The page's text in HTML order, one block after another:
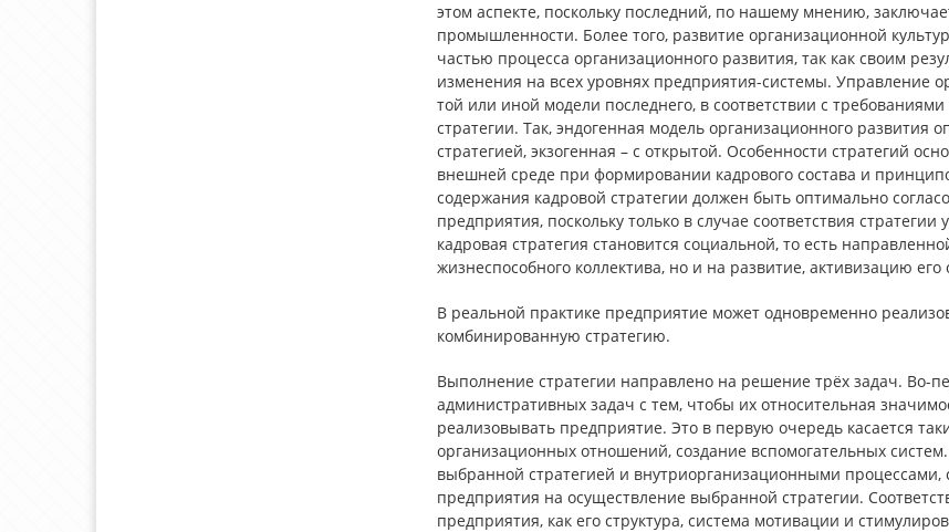
этом аспекте, поскольку последний, по нашему мнению,
промышленности. Более того, развитие организационной
частью процесса организационного развития, так как своим
изменения на всех уровнях предприятия-системы. Управление
той или иной модели последнего, в соответствии с
стратегии. Так, эндогенная модель организационного развития
стратегией, экзогенная – с открытой. Особенности стратегий
внешней среде при формировании кадрового состава и
содержания кадровой стратегии должен быть оптимально
предприятия, поскольку только в случае соответствия
кадровая стратегия становится социальной, то есть
жизнеспособного коллектива, но и на развитие, активизацию
В реальной практике предприятие может одновременно
комбинированную стратегию.
Выполнение стратегии направлено на решение трёх задач. Во-
административных задач с тем, чтобы их относительная
реализовывать предприятие. Это в первую очередь касается
организационных отношений, создание вспомогательных
выбранной стратегией и внутриорганизационными процессами,
предприятия на осуществление выбранной стратегии.
предприятия, как его структура, система мотивации и